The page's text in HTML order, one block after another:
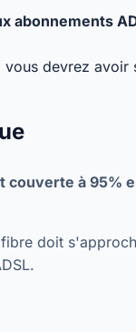
abonnements
vous devrez
couverte à 95%
doit